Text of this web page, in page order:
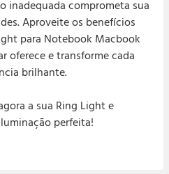
inadequada comprometa sua
Aproveite os benefícios
para Notebook Macbook
oferece e transforme cada
brilhante.
a sua Ring Light e
perfeita!